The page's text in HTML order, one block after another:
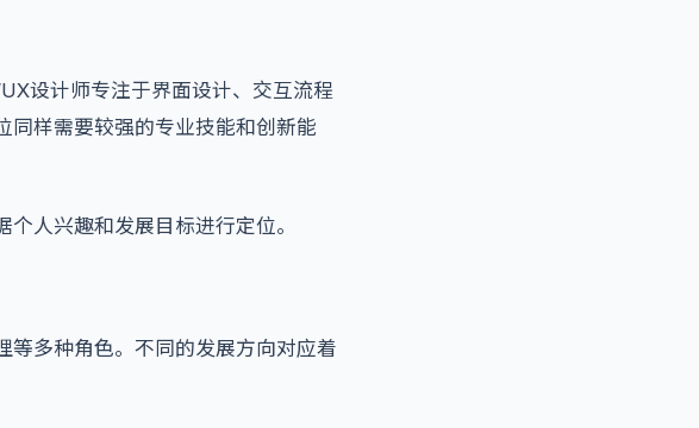
设计师专注于界面设计、交互流程
同样需要较强的专业技能和创新能
人兴趣和发展目标进行定位。
等多种角色。不同的发展方向对应着